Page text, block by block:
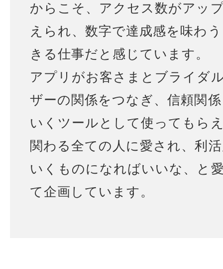
からこそ、アクセス数がアッ
えられ、数字で達成感を味わ
きる仕事だと感じています。
アプリがお客さまとブライダ
ザーの関係をつなぎ、信頼関
いくツールとして使ってもら
関わる全ての人に愛され、利
いくものになればいいな、と
て企画しています。